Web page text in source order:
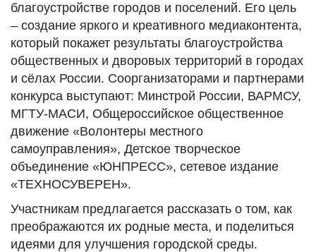
благоустройстве городов и поселений. Его цель
– создание яркого и креативного медиаконтента,
который покажет результаты благоустройства
общественных и дворовых территорий в городах
и сёлах России. Соорганизаторами и партнерами
конкурса выступают: Минстрой России, ВАРМСУ,
МГТУ-МАСИ, Общероссийское общественное
движение «Волонтеры местного
самоуправления», Детское творческое
объединение «ЮНПРЕСС», сетевое издание
«ТЕХНОСУВЕРЕН».
Участникам предлагается рассказать о том, как
преображаются их родные места, и поделиться
идеями для улучшения городской среды.